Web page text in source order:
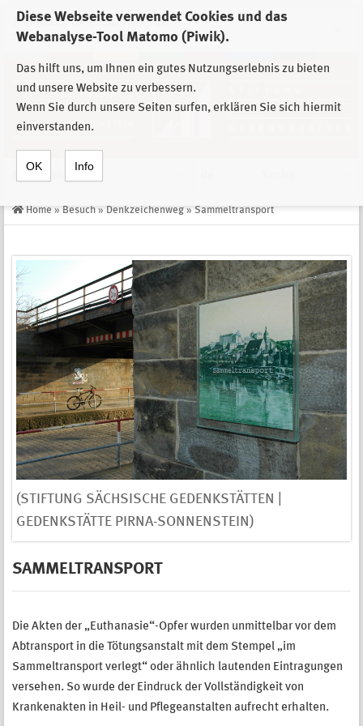
Diese Webseite verwendet Cookies und das
Webanalyse-Tool Matomo (Piwik).
Das hilft uns, um Ihnen ein gutes Nutzungserlebnis zu bieten
und unsere Website zu verbessern.
Wenn Sie durch unsere Seiten surfen, erklären Sie sich hiermit
einverstanden.
OK Info
Zur Auswahl der Einrichtungen der
Stiftung Sächsische Gedenkstätten
Home » Besuch » Denkzeichenweg » Sammeltransport
(STIFTUNG SÄCHSISCHE GEDENKSTÄTTEN |
GEDENKSTÄTTE PIRNA-SONNENSTEIN)
SAMMELTRANSPORT
Die Akten der „Euthanasie“-Opfer wurden unmittelbar vor dem
Abtransport in die Tötungsanstalt mit dem Stempel „im
Sammeltransport verlegt“ oder ähnlich lautenden Eintragungen
versehen. So wurde der Eindruck der Vollständigkeit von
Krankenakten in Heil- und Pflegeanstalten aufrecht erhalten.